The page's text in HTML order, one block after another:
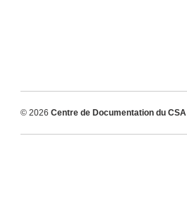
© 2026 Centre de Documentation du CSA